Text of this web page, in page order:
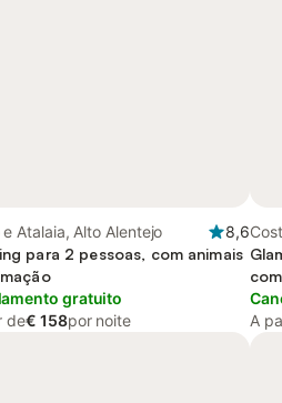
e Atalaia, Alto Alentejo
8,6
para 2 pessoas, com animais
gratuito
de€ 158por noite
A